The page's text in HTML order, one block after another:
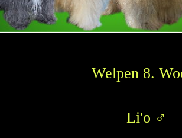
Welpen 8.
Li'o ♂